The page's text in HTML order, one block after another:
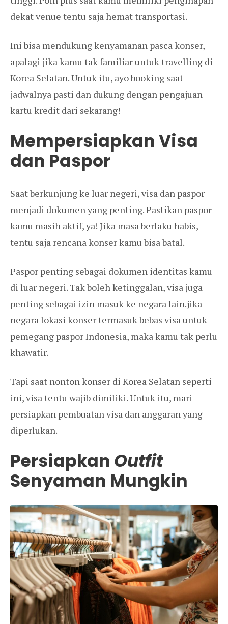
dekat venue tentu saja hemat transportasi.
Ini bisa mendukung kenyamanan pasca konser,
apalagi jika kamu tak familiar untuk travelling di
Korea Selatan. Untuk itu, ayo booking saat
jadwalnya pasti dan dukung dengan pengajuan
kartu kredit dari sekarang!
Mempersiapkan Visa
dan Paspor
Saat berkunjung ke luar negeri, visa dan paspor
menjadi dokumen yang penting. Pastikan paspor
kamu masih aktif, ya! Jika masa berlaku habis,
tentu saja rencana konser kamu bisa batal.
Paspor penting sebagai dokumen identitas kamu
di luar negeri. Tak boleh ketinggalan, visa juga
penting sebagai izin masuk ke negara lain.jika
negara lokasi konser termasuk bebas visa untuk
pemegang paspor Indonesia, maka kamu tak perlu
khawatir.
Tapi saat nonton konser di Korea Selatan seperti
ini, visa tentu wajib dimiliki. Untuk itu, mari
persiapkan pembuatan visa dan anggaran yang
diperlukan.
Persiapkan Outfit
Senyaman Mungkin